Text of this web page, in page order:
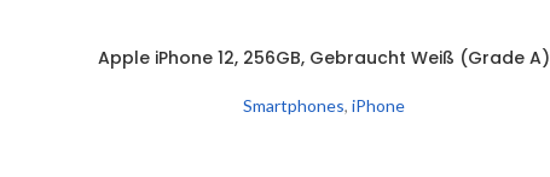
SOLD
OUT
WEITERLESEN
Apple iPhone 12, 256GB, Gebraucht Weiß (Grade A)
Smartphones, iPhone